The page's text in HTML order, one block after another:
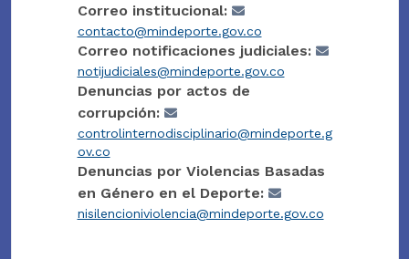
Correo institucional:
contacto@mindeporte.gov.co
Correo notificaciones judiciales:
notijudiciales@mindeporte.gov.co
Denuncias por actos de
corrupción:
controlinternodisciplinario@mindeporte.g
ov.co
Denuncias por Violencias Basadas
en Género en el Deporte:
nisilencioniviolencia@mindeporte.gov.co